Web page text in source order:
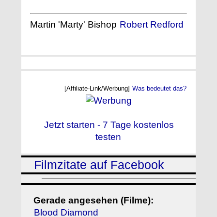
Martin 'Marty' Bishop Robert Redford
[Affiliate-Link/Werbung] Was bedeutet das?
Jetzt starten - 7 Tage kostenlos
testen
Filmzitate auf Facebook
Gerade angesehen (Filme):
Blood Diamond